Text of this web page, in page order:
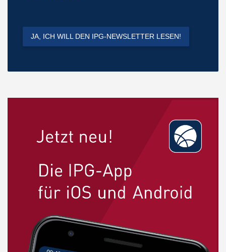
JA, ICH WILL DEN IPG-NEWSLETTER LESEN!